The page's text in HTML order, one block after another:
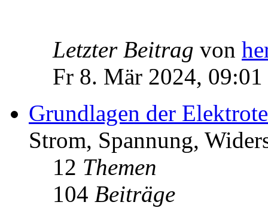
Letzter Beitrag von
Fr 8. Mär 2024, 09:01
Grundlagen der
Strom, Spannung,
12 Themen
104 Beiträge